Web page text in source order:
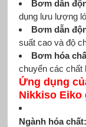
Bơm dẫn
dụng lưu lượng
Bơm dẫn
suất cao và độ
Bơm hóa
chuyển các chất
Ứng dụng
Nikkiso Eiko
Ngành hóa chất: